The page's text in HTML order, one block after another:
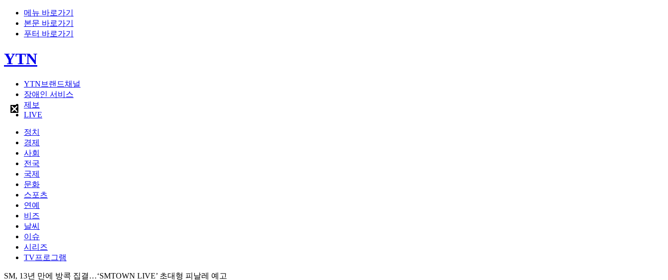
메뉴 바로가기
본문 바로가기
푸터 바로가기
YTN
YTN브랜드채널
장애인 서비스
제보
LIVE
정치
경제
사회
전국
국제
문화
스포츠
연예
비즈
날씨
이슈
시리즈
TV프로그램
SM, 13년 만에 방콕 집결…‘SMTOWN LIVE’ 초대형 피날레 예고